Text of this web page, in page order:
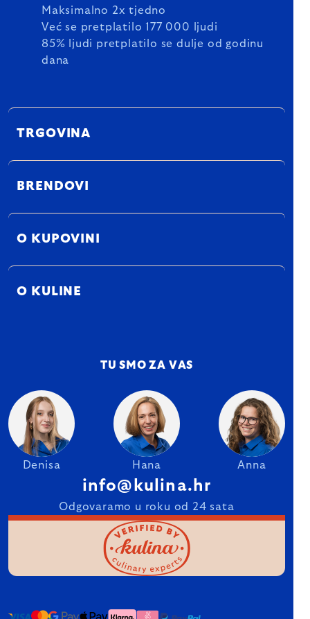
Maksimalno 2x tjedno
Već se pretplatilo 177 000 ljudi
85% ljudi pretplatilo se dulje od godinu
dana
TRGOVINA
BRENDOVI
O KUPOVINI
O KULINE
TU SMO ZA VAS
Denisa Hana Anna
info@kulina.hr
Odgovaramo u roku od 24 sata